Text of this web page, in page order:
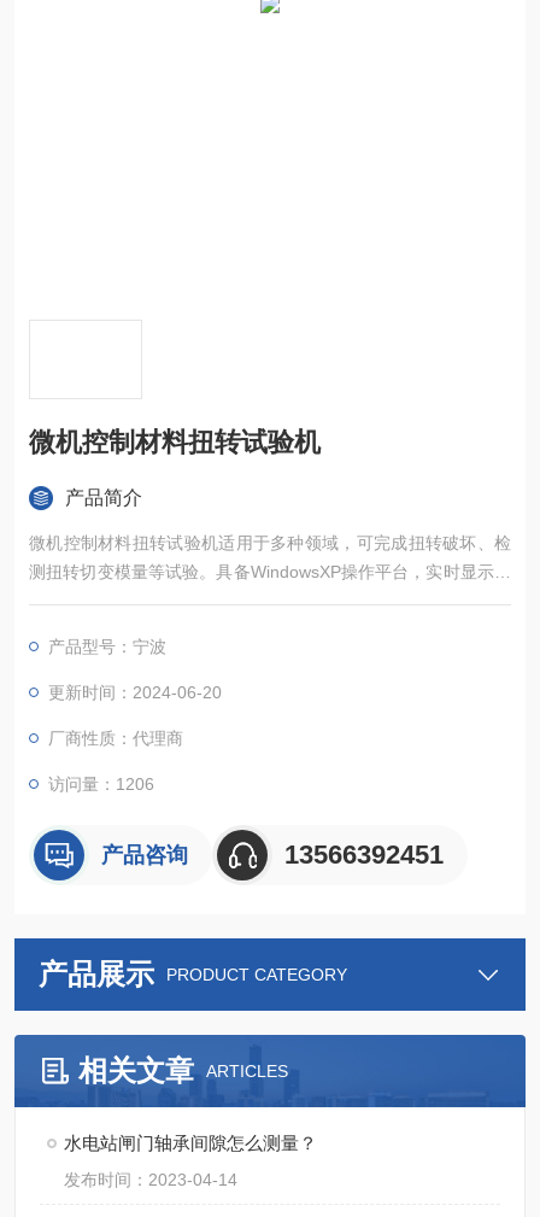
微机控制材料扭转试验机
产品简介
微机控制材料扭转试验机适用于多种领域，可完成扭转破坏、检
测扭转切变模量等试验。具备WindowsXP操作平台，实时显示试
验结果及相关参数图形。执行多项国家和国际标准，主要技术指
系统，具备自动清零、速度可调等功能，并可打印符合国家标准
的实验报告。具有过载保护和自动诊断功能，确保试验安全可
产品型号：宁波
更新时间：2024-06-20
厂商性质：代理商
访问量：1206
产品咨询 13566392451
产品展示 PRODUCT CATEGORY
相关文章 ARTICLES
水电站闸门轴承间隙怎么测量？
发布时间：2023-04-14